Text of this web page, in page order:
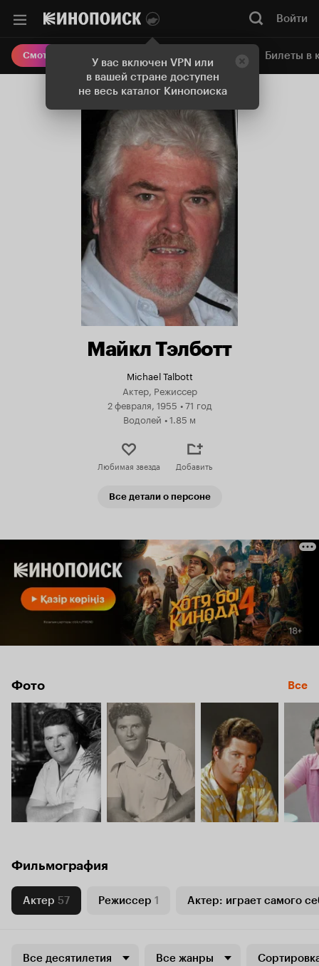
У вас включен VPN или
в вашей стране доступен
не весь каталог Кинопоиска
Войти
Смотреть кино Онлайн-кинотеатр Билеты в
Майкл Тэлботт
Michael Talbott
Актер, Режиссер
2 февраля, 1955 •71 год
Водолей •1.85 м
Любимая звезда Добавить
Все детали о персоне
Фото Все
Фильмография
Актер 57 Режиссер 1 Актер: играет самого
Все десятилетия Все жанры